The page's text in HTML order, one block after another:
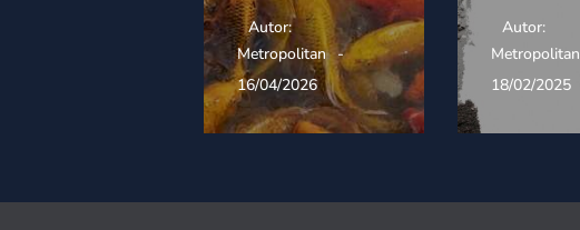
Autor:
Metropolitan
16/04/2026
Autor:
Metropolitan
27/03/2026
Autor:
Metropolitan
18/02/2025